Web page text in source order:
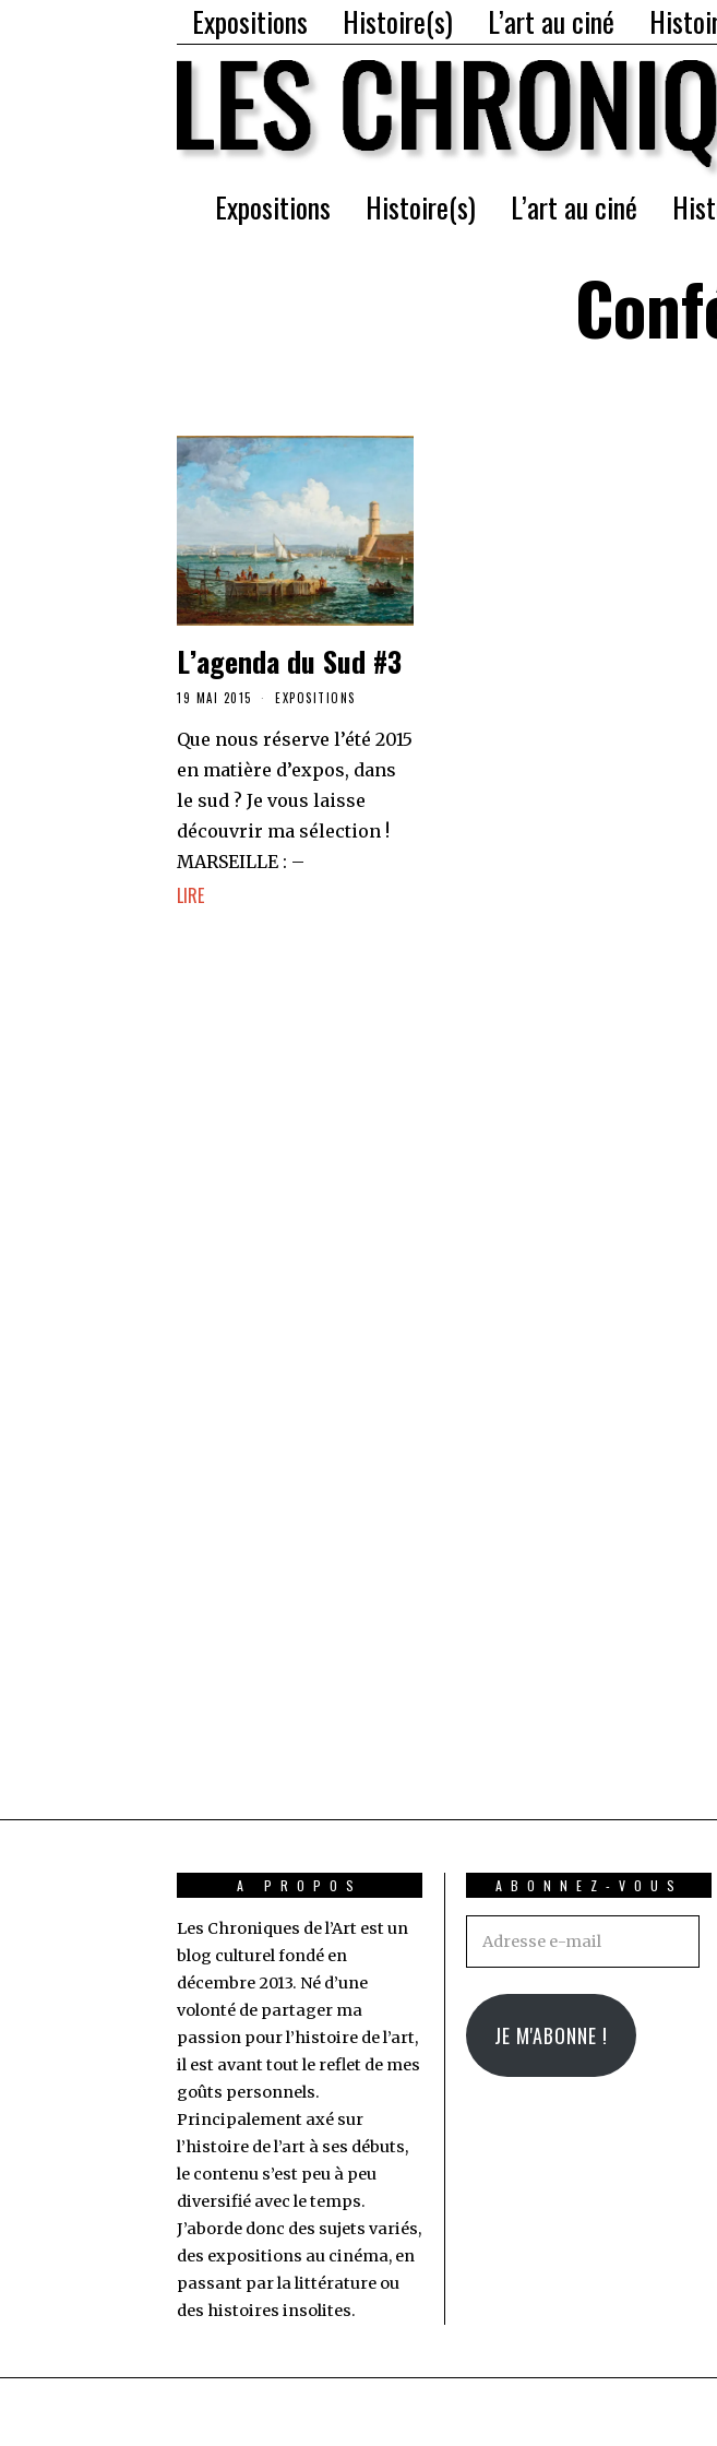
Expositions Histoire(s) L’art au ciné
Expositions Histoire(s) L’art au ciné
L’agenda du Sud #3
19 MAI 2015 EXPOSITIONS
Que nous réserve l’été 2015
en matière d’expos, dans
le sud ? Je vous laisse
découvrir ma sélection !
MARSEILLE : –
LIRE
A PROPOS
Les Chroniques de l’Art est un
blog culturel fondé en
décembre 2013. Né d’une
volonté de partager ma
passion pour l’histoire de l’art,
il est avant tout le reflet de mes
goûts personnels.
Principalement axé sur
l’histoire de l’art à ses débuts,
le contenu s’est peu à peu
diversifié avec le temps.
J’aborde donc des sujets variés,
des expositions au cinéma, en
passant par la littérature ou
des histoires insolites.
ABONNEZ-VOUS
Adresse
mail
JE M'ABONNE !